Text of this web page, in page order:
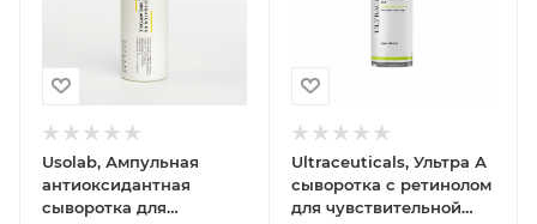
Usolab, Ампульная
антиоксидантная
сыворотка для
Ultraceuticals, Ультра А
сыворотка с ретинолом
для чувствительной